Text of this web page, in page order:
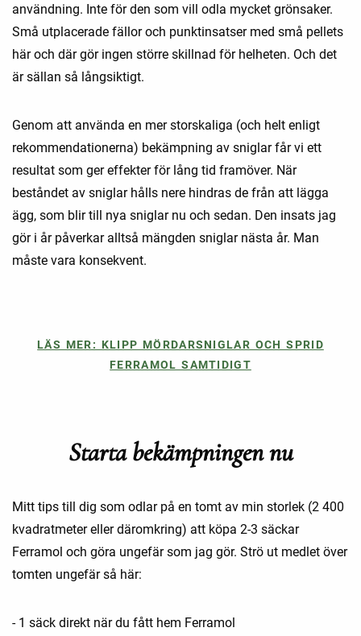
användning. Inte för den som vill odla mycket grönsaker.
Små utplacerade fällor och punktinsatser med små pellets
här och där gör ingen större skillnad för helheten. Och det
är sällan så långsiktigt.
Genom att använda en mer storskaliga (och helt enligt
rekommendationerna) bekämpning av sniglar får vi ett
resultat som ger effekter för lång tid framöver. När
beståndet av sniglar hålls nere hindras de från att lägga
ägg, som blir till nya sniglar nu och sedan. Den insats jag
gör i år påverkar alltså mängden sniglar nästa år. Man
måste vara konsekvent.
LÄS MER: KLIPP MÖRDARSNIGLAR OCH SPRID
FERRAMOL SAMTIDIGT
Starta bekämpningen nu
Mitt tips till dig som odlar på en tomt av min storlek (2 400
kvadratmeter eller däromkring) att köpa 2-3 säckar
Ferramol och göra ungefär som jag gör. Strö ut medlet över
tomten ungefär så här:
- 1 säck direkt när du fått hem Ferramol